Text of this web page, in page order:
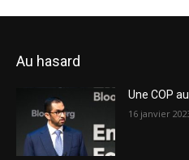
Au hasard
Une COP
16 janvier